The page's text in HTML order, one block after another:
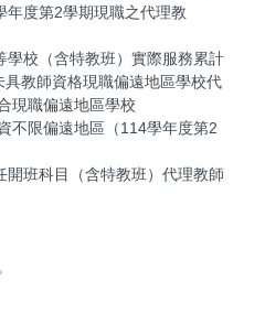
年度第2學期現職之代理教
學校（含特教班）實際服務累計
教師資格現職偏遠地區學校代
現職偏遠地區學校
不限偏遠地區（114學年度第2
開班科目（含特教班）代理教師